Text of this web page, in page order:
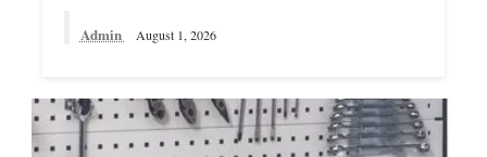
Admin August 1, 2026